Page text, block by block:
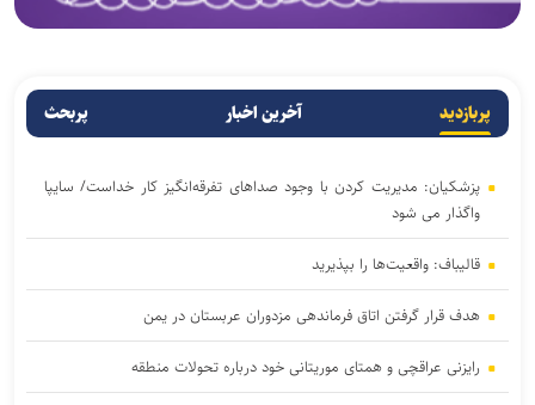
پربازدید آخرین اخبار پربحث
پزشکیان: مدیریت کردن با وجود صداهای تفرقه‌انگیز کار خداست/ سایپا
واگذار می شود
قالیباف: واقعیت‌ها را بپذیرید
هدف قرار گرفتن اتاق‌ فرماندهی مزدوران عربستان در یمن
رایزنی عراقچی و همتای موریتانی خود درباره تحولات منطقه